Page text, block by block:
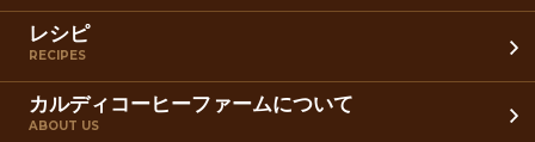
レシピ
RECIPES
カルディコーヒーファームについて
ABOUT US